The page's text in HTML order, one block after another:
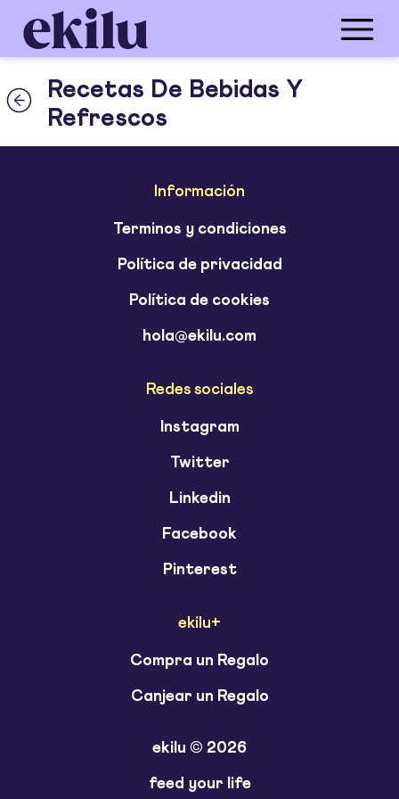
Recetas De Bebidas Y
Refrescos
Información
Terminos y condiciones
Política de privacidad
Política de cookies
hola@ekilu.com
Redes sociales
Instagram
Twitter
Linkedin
Facebook
Pinterest
ekilu+
Compra un Regalo
Canjear un Regalo
ekilu © 2026
feed your life